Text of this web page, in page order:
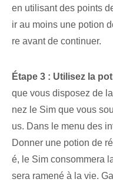
en utilisant des points
ir au moins une potion
re avant de continuer.
Étape 3 : Utilisez la
que vous disposez de
nez le Sim que vous
us. Dans le menu des
Donner une potion de
é, le Sim consommera
sera ramené à la vie.